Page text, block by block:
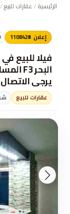
الرئيسية/عقارات للبيع/
إعلان #110842
فيلا للبيع
يرجى الاتصال على
عقارات للبيع